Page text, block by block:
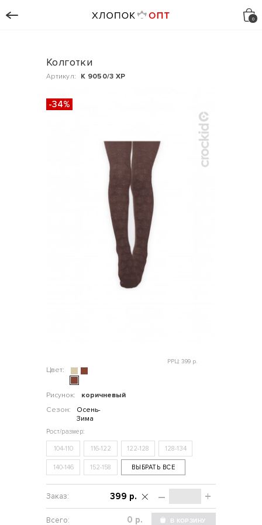
Колготки
Артикул: К 9050/3 ХР
-34%
Цвет:
Рисунок:
коричневый
Сезон:
Осень-
Зима
РРЦ: 399 р.
104-110 116-122 122-128 128-134
140-146 152-158 ВЫБРАТЬ ВСЕ
– +
399 р.
р.